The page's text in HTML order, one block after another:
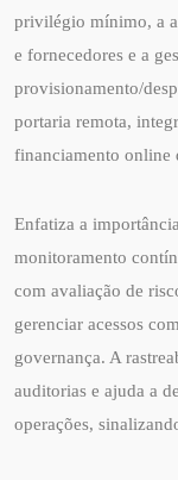
privilégio mínimo, a
e fornecedores e a
provisionamento/
portaria remota,
financiamento online
Enfatiza a
monitoramento
com avaliação de
gerenciar acessos
governança. A
auditorias e ajuda a
operações,